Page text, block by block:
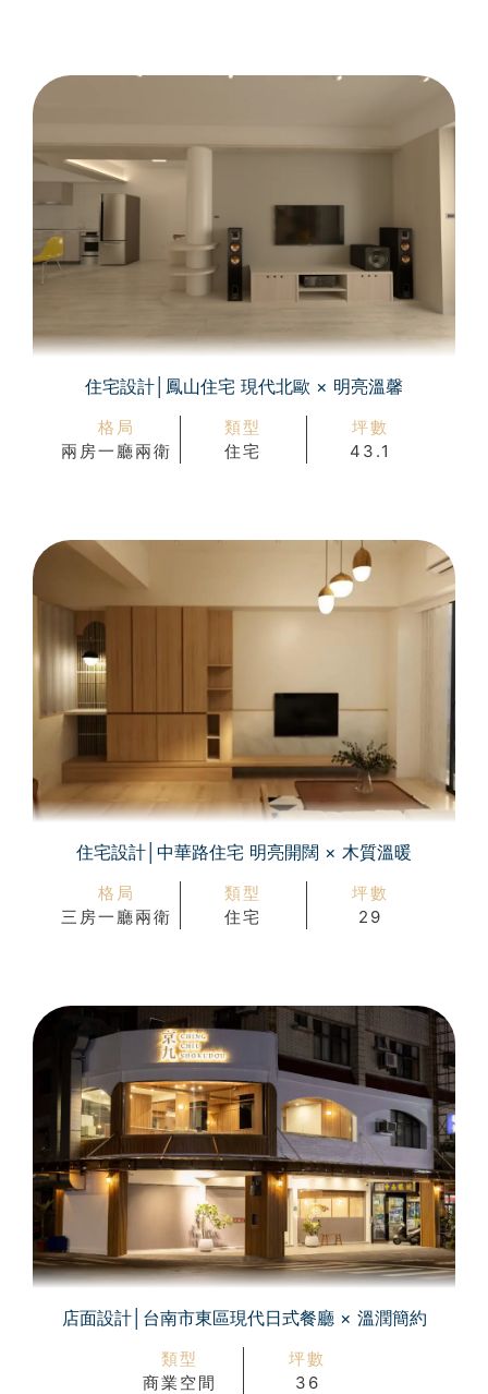
住宅設計│鳳山住宅 現代北歐 × 明亮溫馨
格局
兩房一廳兩衛
類型
住宅
坪數
43.1
住宅設計│中華路住宅 明亮開闊 × 木質溫暖
格局
三房一廳兩衛
類型
住宅
坪數
29
店面設計│台南市東區現代日式餐廳 × 溫潤簡約
類型
商業空間
坪數
36